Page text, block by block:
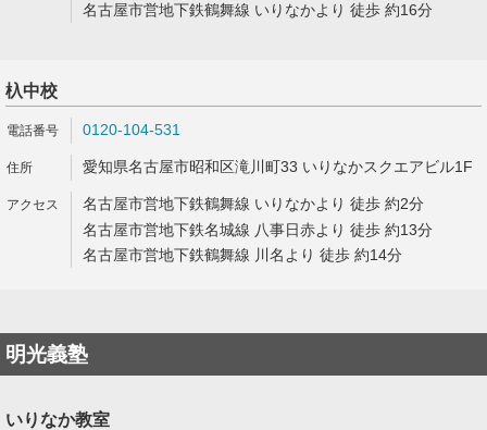
名古屋市営地下鉄鶴舞線 いりなかより 徒歩 約16分
杁中校
0120-104-531
愛知県名古屋市昭和区滝川町33 いりなかスクエアビル1F
名古屋市営地下鉄鶴舞線 いりなかより 徒歩 約2分
名古屋市営地下鉄名城線 八事日赤より 徒歩 約13分
名古屋市営地下鉄鶴舞線 川名より 徒歩 約14分
明光義塾
いりなか教室